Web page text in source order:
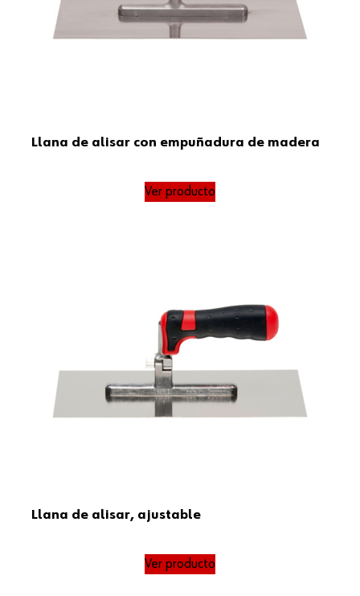
Llana de alisar con empuñadura de madera
Ver producto
Llana de alisar, ajustable
Ver producto